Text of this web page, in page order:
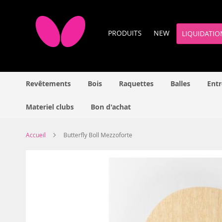
contenu
PRODUITS NEW
Revêtements Bois Raquettes Balles
Materiel clubs Bon d'achat
Accueil Butterfly Boll Mezzoforte